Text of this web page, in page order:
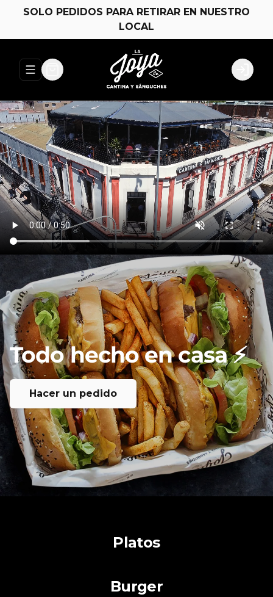
SOLO PEDIDOS PARA RETIRAR EN NUESTRO
LOCAL
Abrir menu de navegación Login
Todo hecho en casa ⚡️
Hacer un pedido
Platos
Burger